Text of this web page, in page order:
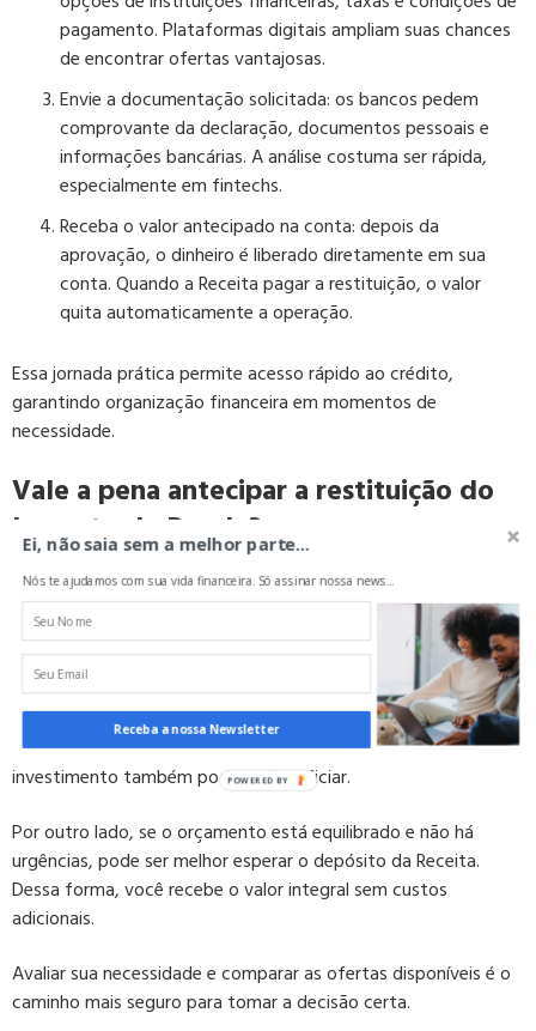
pagamento. Plataformas digitais ampliam suas chances
de encontrar ofertas vantajosas.
Envie a documentação solicitada:os bancos pedem
comprovante da declaração, documentos pessoais e
informações bancárias. A análise costuma ser rápida,
especialmente em fintechs.
Receba o valor antecipado na conta:depois da
aprovação, o dinheiro é liberado diretamente em sua
conta. Quando a Receita pagar a restituição, o valor
quita automaticamente a operação.
Essa jornada prática permite acesso rápido ao crédito,
garantindo organização financeira em momentos de
necessidade.
Vale a pena antecipar a restituição do
Imposto de Renda?
A decisão deantecipar restituição do Imposto de Renda
depende do momento financeiro de cada pessoa. Em alguns
casos, o adiantamento é extremamente vantajoso.
Se você tem dívidas com juros altos, como cartão de crédito
ou cheque especial, antecipar pode gerar economia imediata.
Além disso, quem encontra boas oportunidades de
investimento também pode se beneficiar.
Por outro lado, se o orçamento está equilibrado e não há
urgências, pode ser melhor esperar o depósito da Receita.
Dessa forma, você recebe o valor integral sem custos
adicionais.
Avaliar sua necessidade e comparar as ofertas disponíveis é o
caminho mais seguro para tomar a decisão certa.
Ei, não saia sem a melhor parte...
Nós te ajudamos com sua vida financeira. Só assinar nossa news...
Receba a nossa Newsletter